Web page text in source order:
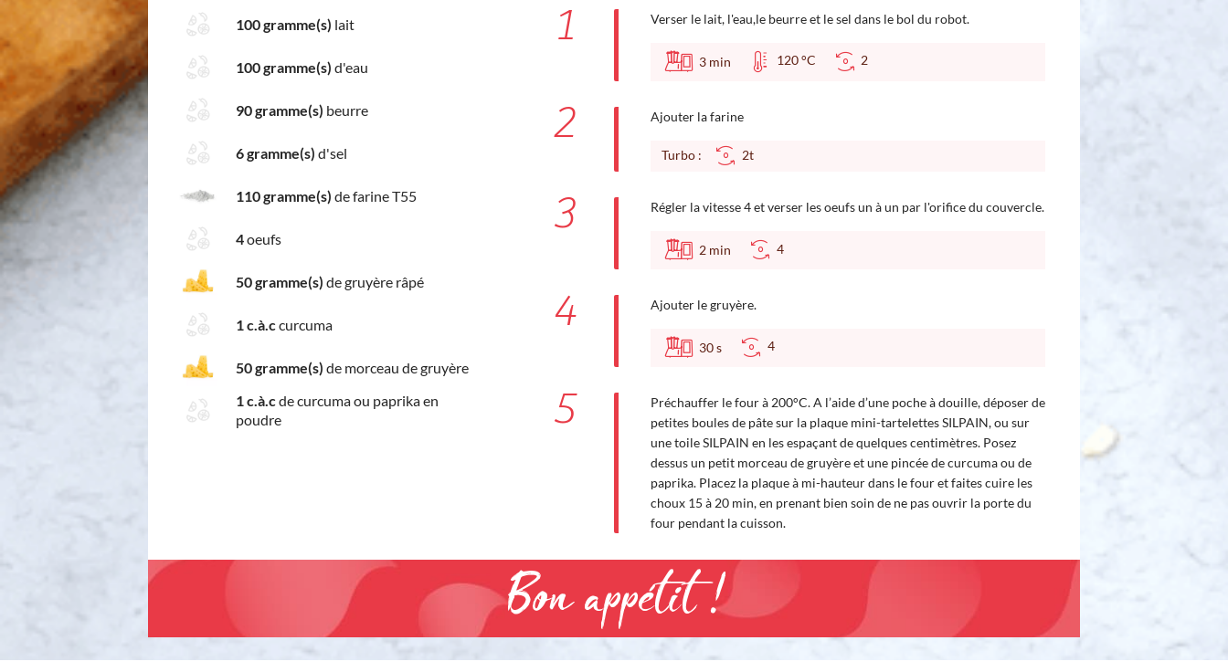
100 gramme(s) lait
100 gramme(s) d'eau
90 gramme(s) beurre
6 gramme(s) d'sel
110 gramme(s) de farine T55
4oeufs
50 gramme(s) de gruyère râpé
1 c.à.c curcuma
50 gramme(s) de morceau de gruyère
1 c.à.cde curcuma ou paprika en
poudre
1 Verser le lait, l'eau,le beurre et le sel dans le bol du robot.
3 min 120 °C 2
2 Ajouter la farine
Turbo : 2t
3 Régler la vitesse 4 et verser les oeufs un à un par l'orifice du couvercle.
2 min 4
4 Ajouter le gruyère.
30s 4
5
Préchauffer le four à 200°C. A l’aide d’une poche à douille, déposer de
petites boules de pâte sur la plaque mini-tartelettes SILPAIN, ou sur
une toile SILPAIN en les espaçant de quelques centimètres. Posez
dessus un petit morceau de gruyère et une pincée de curcuma ou de
paprika. Placez la plaque à mi-hauteur dans le four et faites cuire les
choux 15 à 20 min, en prenant bien soin de ne pas ouvrir la porte du
four pendant la cuisson.
Bon appétit !